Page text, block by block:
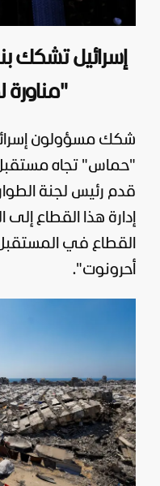
إسرائيل تشكك
شكك مسؤولون
"حماس" تجاه
قدم رئيس لجنة
إدارة هذا القطاع إلى
القطاع في
أحرونوت".